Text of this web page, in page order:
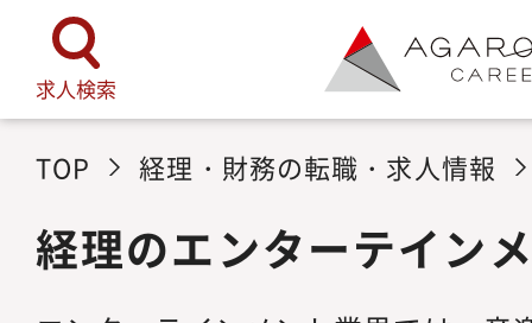
求人検索
TOP 経理・財務の転職・求人情報
経理のエンターテイン